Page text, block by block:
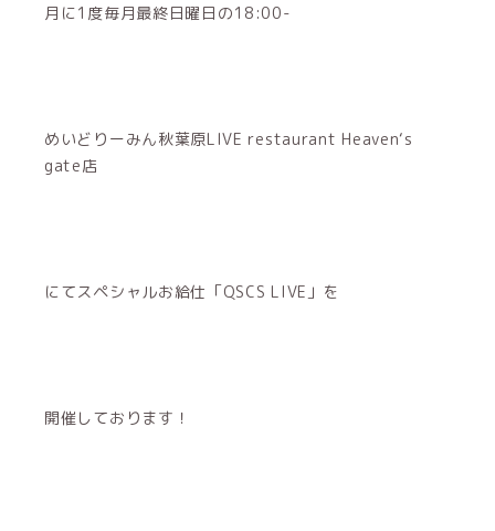
月に1度毎月最終日曜日の18:00-
めいどりーみん秋葉原LIVE restaurant Heaven‘s
gate店
にてスペシャルお給仕「QSCS LIVE」を
開催しております！